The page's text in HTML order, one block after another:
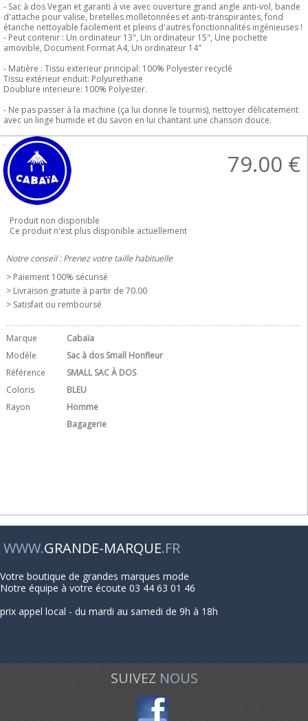
- Sac à dos Vegan et garanti à vie avec ouverture grand angle anti-vol, bande
d'attache pour valise, bretelles molletonnées et anti-transpirantes, fond
étanche nettoyable facilement et pleins d'autres fonctionnalités ingénieuses !
- Peut contenir : Un ordinateur 13", Un ordinateur 15", Une pochette
amovible, Document Format A4, Un ordinateur 14"
- Matière : Tissu exterieur principal: 100% Polyester recyclé
Tissu extérieur enduit: Polyurethane
Doublure interieure: 100% Polyester.
- Ne pas passer à la machine (ça lui donne le tournis), nettoyer délicatement
avec un linge humide et du savon en lui chantant une chanson douce.
79.00 €
Produit non disponible
Ce produit n'est plus disponible actuellement
Notre conseil : Prenez votre taille habituelle
> Paiement 100% sécurisé
> Livraison gratuite à partir de 70.00 
> Satisfait ou remboursé
Marque
Cabaïa
Modèle
Sac à dos Small Honfleur
Référence
SMALL SAC À DOS
Coloris
BLEU
Rayon
Homme
Bagagerie
WWW.GRANDE-MARQUE.FR
Votre boutique de grandes marques mode
Notre équipe à votre écoute 03 44 63 01 46
prix appel local - du mardi au samedi de 9h à 18h
SUIVEZ NOUS